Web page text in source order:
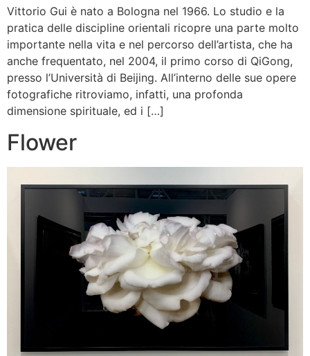
Vittorio Gui è nato a Bologna nel 1966. Lo studio e la
pratica delle discipline orientali ricopre una parte molto
importante nella vita e nel percorso dell’artista, che ha
anche frequentato, nel 2004, il primo corso di QiGong,
presso l’Università di Beijing. All’interno delle sue opere
fotografiche ritroviamo, infatti, una profonda
dimensione spirituale, ed i […]
Flower